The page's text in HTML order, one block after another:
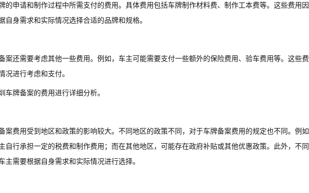
的申请和制作过程中所需支付的费用。具体费用包括车牌制作材料费、制作工本费等。这些费用
身需求和实际情况选择合适的品牌和规格。
案还需要考虑其他一些费用。例如，车主可能需要支付一些额外的保险费用、验车费用等。这些
况进行考虑和支付。
牌备案的费用进行详细分析。
案费用受到地区和政策的影响较大。不同地区的政策不同，对于车牌备案费用的规定也不同。例
自行承担一定的税费和制作费用；而在其他地区，可能存在政府补贴或其他优惠政策。此外，不
需要根据自身需求和实际情况进行选择。